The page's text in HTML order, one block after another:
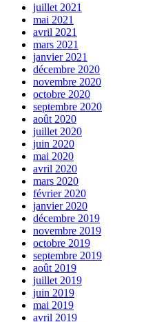
juillet 2021
mai 2021
avril 2021
mars 2021
janvier 2021
décembre 2020
novembre 2020
octobre 2020
septembre 2020
août 2020
juillet 2020
juin 2020
mai 2020
avril 2020
mars 2020
février 2020
janvier 2020
décembre 2019
novembre 2019
octobre 2019
septembre 2019
août 2019
juillet 2019
juin 2019
mai 2019
avril 2019